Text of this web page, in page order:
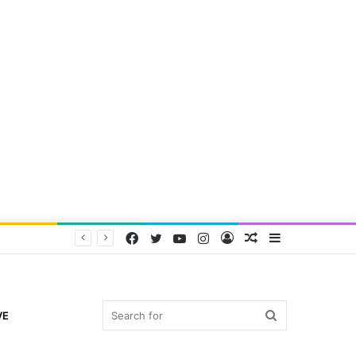
Random
Log
Instagram
YouTube
Twitter
Facebook